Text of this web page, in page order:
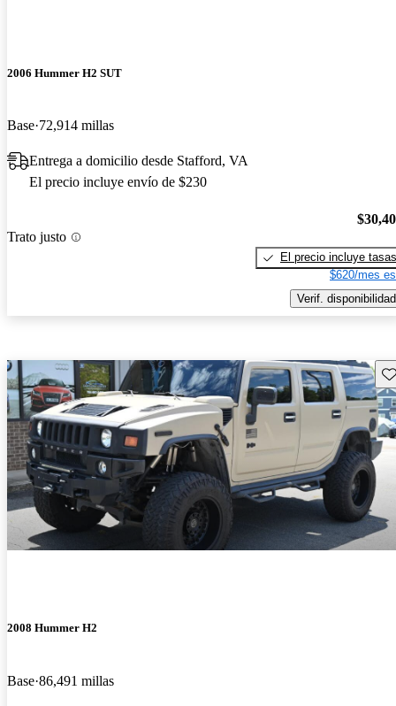
2006 Hummer H2 SUT
Base 72,914 millas
Entrega a domicilio desde Stafford, VA
El precio incluye envío de $230
Trato justo
El precio incluye tasas
$620/mes
Verif. disponibilidad
2008 Hummer H2
Base 86,491 millas